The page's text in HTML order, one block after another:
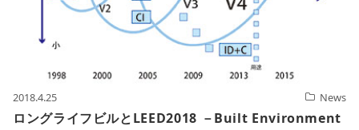
2018.4.25 News
ロングライフビルとLEED2018 －Built Environment